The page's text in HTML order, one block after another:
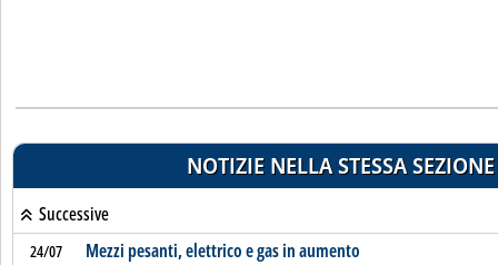
NOTIZIE NELLA STESSA SEZIONE
Successive
24/07 Mezzi pesanti, elettrico e gas in aumento